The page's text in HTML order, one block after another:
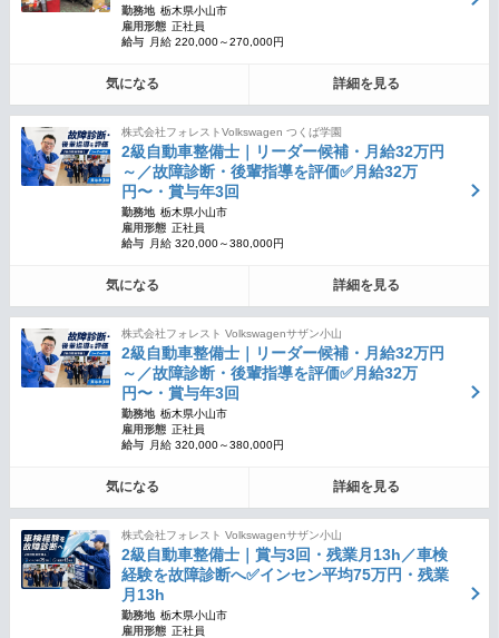
勤務地 栃木県小山市
雇用形態 正社員
給与
月給 220,000～270,000円
気になる 詳細を見る
株式会社フォレストVolkswagen つくば学園
2級自動車整備士｜リーダー候補・月給32万円
～／故障診断・後輩指導を評価✅月給32万
円〜・賞与年3回
勤務地 栃木県小山市
雇用形態 正社員
給与
月給 320,000～380,000円
気になる 詳細を見る
株式会社フォレスト Volkswagenサザン小山
2級自動車整備士｜リーダー候補・月給32万円
～／故障診断・後輩指導を評価✅月給32万
円〜・賞与年3回
勤務地 栃木県小山市
雇用形態 正社員
給与
月給 320,000～380,000円
気になる 詳細を見る
株式会社フォレスト Volkswagenサザン小山
2級自動車整備士｜賞与3回・残業月13h／車検
経験を故障診断へ✅インセン平均75万円・残業
月13h
勤務地 栃木県小山市
雇用形態 正社員